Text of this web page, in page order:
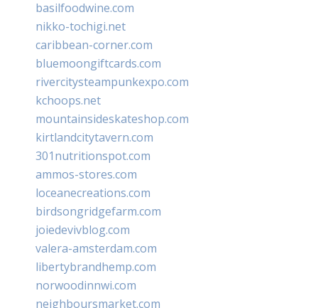
basilfoodwine.com
nikko-tochigi.net
caribbean-corner.com
bluemoongiftcards.com
rivercitysteampunkexpo.com
kchoops.net
mountainsideskateshop.com
kirtlandcitytavern.com
301nutritionspot.com
ammos-stores.com
loceanecreations.com
birdsongridgefarm.com
joiedevivblog.com
valera-amsterdam.com
libertybrandhemp.com
norwoodinnwi.com
neighboursmarket.com